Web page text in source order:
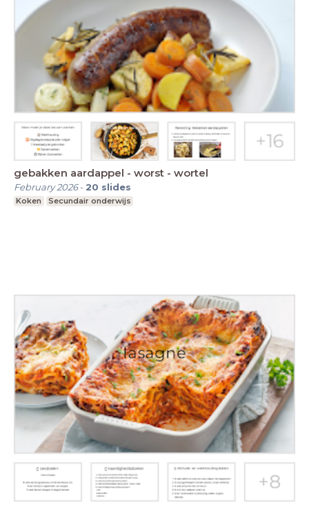
gebakken aardappel - worst - wortel
February 2026- 20 slides
Koken Secundair onderwijs